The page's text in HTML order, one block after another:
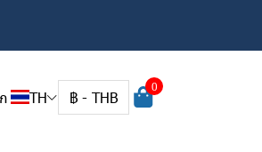
TH ฿ - THB
0